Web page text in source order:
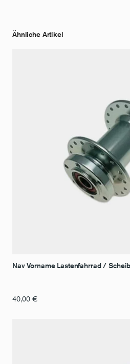
Ähnliche Artikel
Nav Vorname Lastenfahrrad /
40,00 €